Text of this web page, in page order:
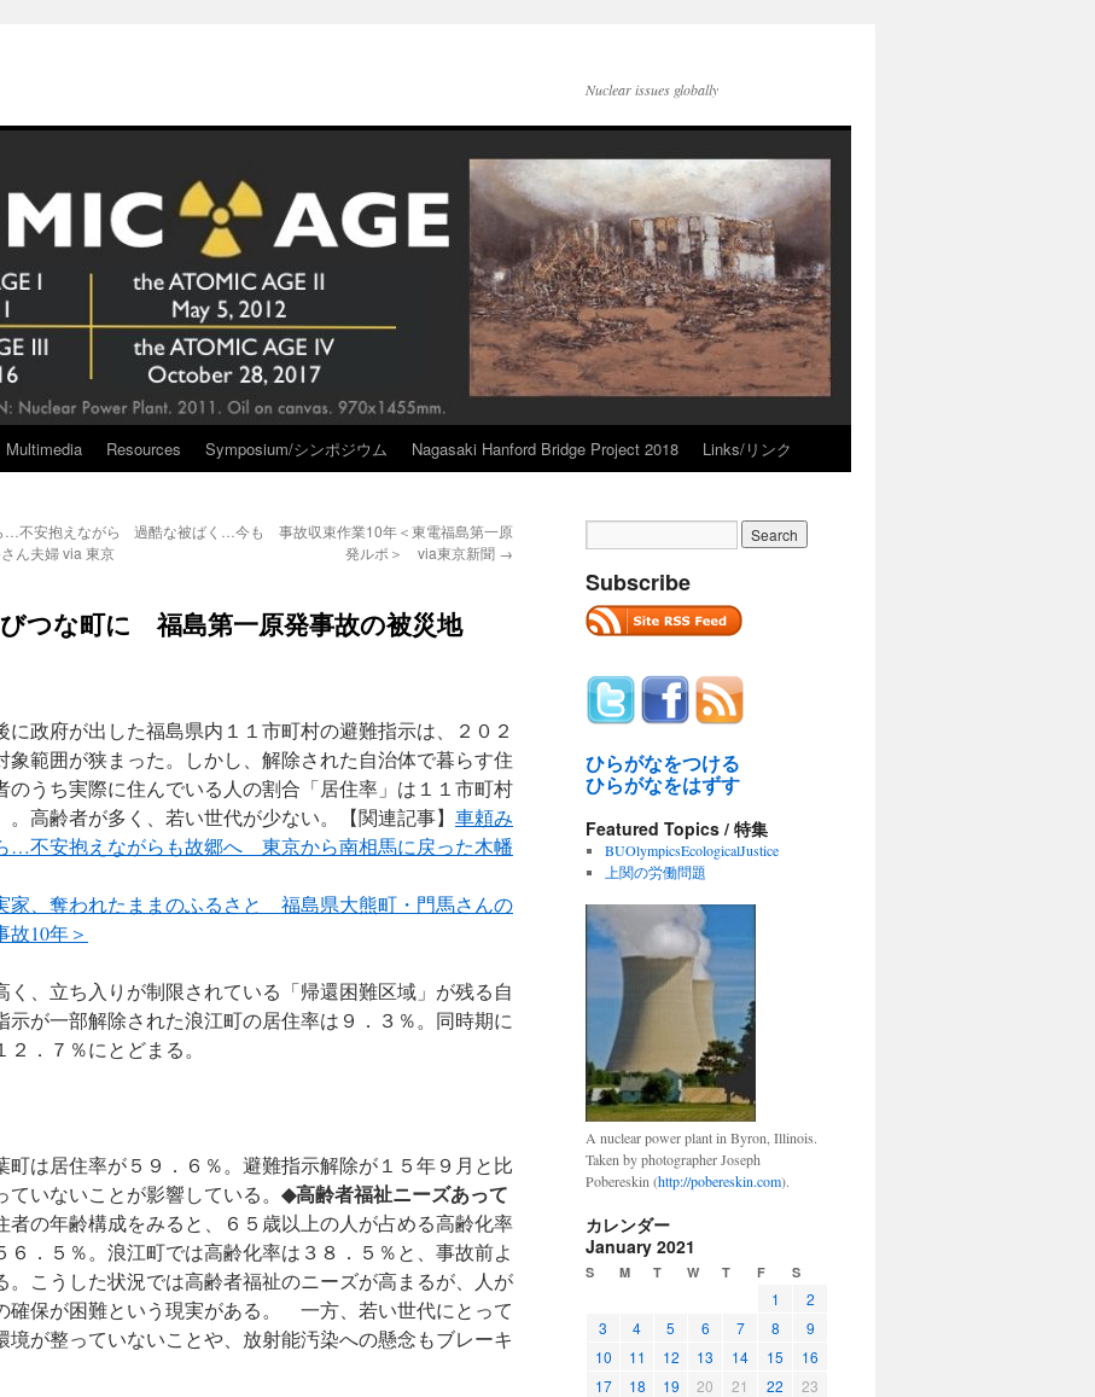
Nuclear issues globally
Multimedia Resources Symposium/シンポジウム Nagasaki Hanford Bridge Project 2018 Links/リンク
…不安抱えながら
ん夫婦 via 東京
過酷な被ばく…今も 事故収束作業10年＜東電福島第一原
発ルポ＞ via東京新聞 →
つな町に 福島第一原発事故の被災地
政府が出した福島県内１１市町村の避難指示は、２０２
象範囲が狭まった。しかし、解除された自治体で暮らす住
のうち実際に住んでいる人の割合「居住率」は１１市町村
高齢者が多く、若い世代が少ない。【関連記事】 車頼み
…不安抱えながらも故郷へ 東京から南相馬に戻った木幡
家、奪われたままのふるさと 福島県大熊町・門馬さんの
10年＞
く、立ち入りが制限されている「帰還困難区域」が残る自
が一部解除された浪江町の居住率は９．３％。同時期に
．７％にとどまる。
は居住率が５９．６％。避難指示解除が１５年９月と比
いないことが影響している。 ◆高齢者福祉ニーズあって
の年齢構成をみると、６５歳以上の人が占める高齢化率
．５％。浪江町では高齢化率は３８．５％と、事故前よ
。こうした状況では高齢者福祉のニーズが高まるが、人が
確保が困難という現実がある。 一方、若い世代にとって
境が整っていないことや、放射能汚染への懸念もブレーキ
Subscribe
ひらがなをつける
ひらがなをはずす
Featured Topics / 特集
BUOlympicsEcologicalJustice
上関の労働問題
A nuclear power plant in Byron, Illinois.
Taken by photographer Joseph
Pobereskin (http://pobereskin.com).
カレンダー
January 2021
S M T W T F S
1
2
3
4 5 6 7 8
9
10
11 12 13 14 15
16
17
18 19 20 21 22
23